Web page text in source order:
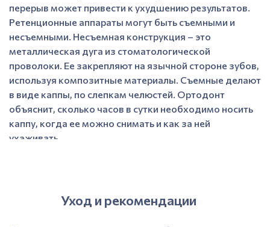
перерыв может привести к ухудшению результатов.
Ретенционные аппараты могут быть съемными и
несъемными. Несъемная конструкция – это
металлическая дуга из стоматологической
проволоки. Ее закрепляют на язычной стороне зубов,
используя композитные материалы. Съемные делают
в виде каппы, по слепкам челюстей. Ортодонт
объяснит, сколько часов в сутки необходимо носить
каппу, когда ее можно снимать и как за ней
ухаживать.
Уход и рекомендации